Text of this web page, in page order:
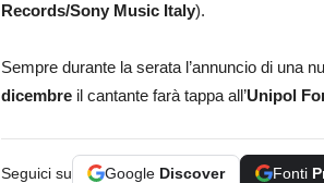
Records/Sony Music Italy).
Sempre durante la serata l’annuncio di una
dicembre il cantante farà tappa all’Unipol
Seguici su Google Discover Fonti